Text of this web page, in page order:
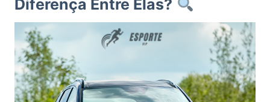
Diferença Entre Elas?